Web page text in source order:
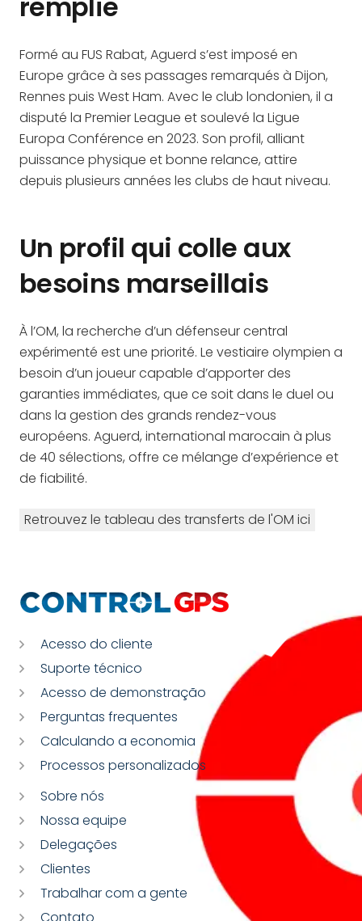
Formé au FUS Rabat, Aguerd s’est imposé en
Europe grâce à ses passages remarqués à Dijon,
Rennes puis West Ham. Avec le club londonien, il a
disputé la Premier League et soulevé la Ligue
Europa Conférence en 2023. Son profil, alliant
puissance physique et bonne relance, attire
depuis plusieurs années les clubs de haut niveau.
Un profil qui colle aux
besoins marseillais
À l’OM, la recherche d’un défenseur central
expérimenté est une priorité. Le vestiaire olympien a
besoin d’un joueur capable d’apporter des
garanties immédiates, que ce soit dans le duel ou
dans la gestion des grands rendez-vous
européens. Aguerd, international marocain à plus
de 40 sélections, offre ce mélange d’expérience et
de fiabilité.
Retrouvez le tableau des transferts de l'OM ici
Acesso do cliente
Suporte técnico
Acesso de demonstração
Perguntas frequentes
Calculando a economia
Processos personalizados
Sobre nós
Nossa equipe
Delegações
Clientes
Trabalhar com a gente
Contato